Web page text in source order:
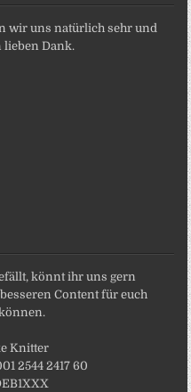
wir uns natürlich sehr und
lieben Dank.
könnt ihr uns gern
Content für euch
Knitter
2544 2417 60